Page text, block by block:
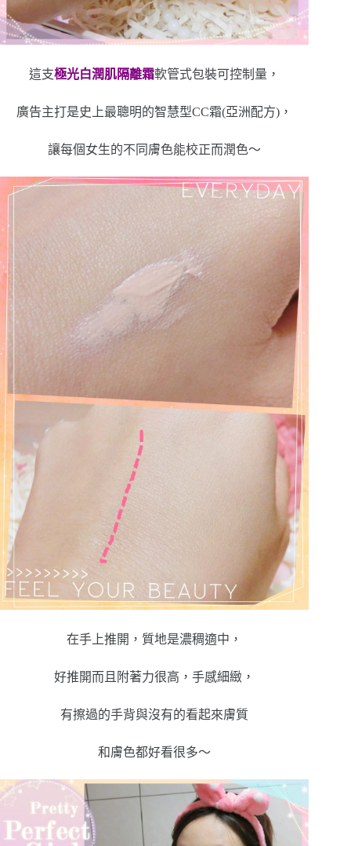
這支極光白潤肌隔離霜軟管式包裝可控制量，
廣告主打是史上最聰明的智慧型CC霜(亞洲配方)，
讓每個女生的不同膚色能校正而潤色～
在手上推開，質地是濃稠適中，
好推開而且附著力很高，手感細緻，
有擦過的手背與沒有的看起來膚質
和膚色都好看很多～